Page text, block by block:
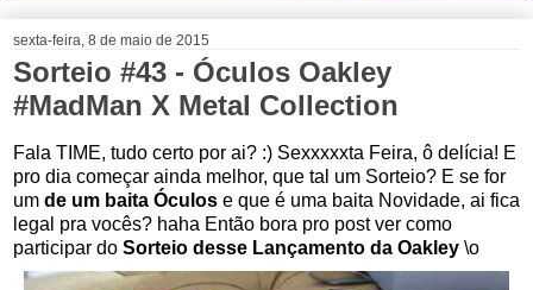
sexta-feira, 8 de maio de 2015
Sorteio #43 - Óculos Oakley
#MadMan X Metal Collection
Fala TIME, tudo certo por ai? :) Sexxxxxta Feira, ô delícia! E
pro dia começar ainda melhor, que tal um Sorteio? E se for
um de um baita Óculos e que é uma baita Novidade, ai fica
legal pra vocês? haha Então bora pro post ver como
participar do Sorteio desse Lançamento da Oakley \o